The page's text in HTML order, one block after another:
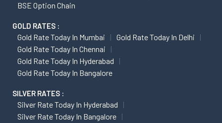
BSE Option Chain
GOLD RATES :
Gold Rate Today In Mumbai
Gold Rate Today In Delhi
Gold Rate Today In Chennai
Gold Rate Today In Hyderabad
Gold Rate Today In Bangalore
SILVER RATES :
Silver Rate Today In Hyderabad
Silver Rate Today In Bangalore